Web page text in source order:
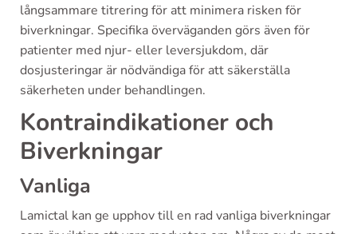
långsammare titrering för att minimera risken för
biverkningar. Specifika överväganden görs även för
patienter med njur- eller leversjukdom, där
dosjusteringar är nödvändiga för att säkerställa
säkerheten under behandlingen.
Kontraindikationer och
Biverkningar
Vanliga
Lamictal kan ge upphov till en rad vanliga biverkningar